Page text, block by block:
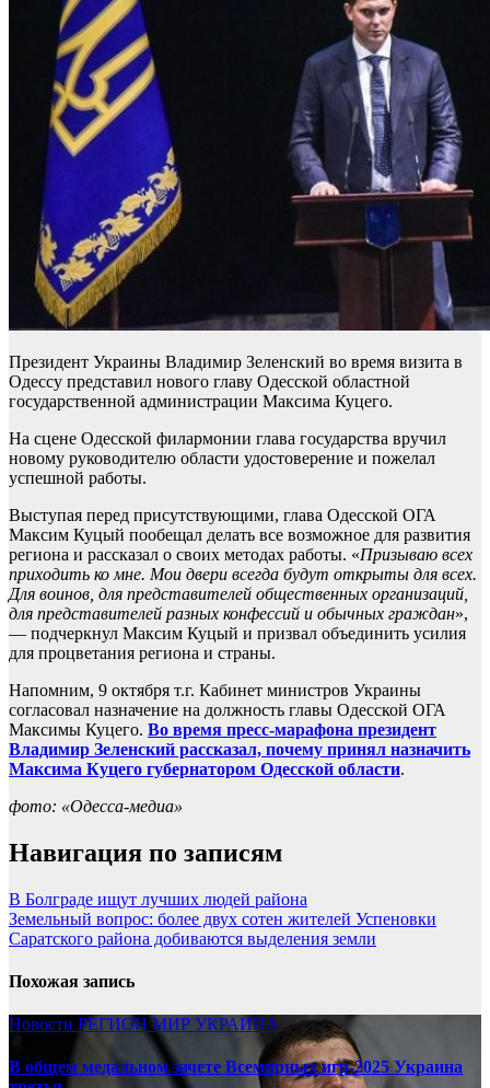
Президент Украины Владимир Зеленский во время визита в
Одессу представил нового главу Одесской областной
государственной администрации Максима Куцего.
На сцене Одесской филармонии глава государства вручил
новому руководителю области удостоверение и пожелал
успешной работы.
Выступая перед присутствующими, глава Одесской ОГА
Максим Куцый пообещал делать все возможное для развития
региона и рассказал о своих методах работы. «Призываю всех
приходить ко мне. Мои двери всегда будут открыты для всех.
Для воинов, для представителей общественных организаций,
для представителей разных конфессий и обычных граждан»,
— подчеркнул Максим Куцый и призвал объединить усилия
для процветания региона и страны.
Напомним, 9 октября т.г. Кабинет министров Украины
согласовал назначение на должность главы Одесской ОГА
Максимы Куцего. Во время пресс-марафона президент
Владимир Зеленский рассказал, почему принял назначить
Максима Куцего губернатором Одесской области.
фото: «Одесса-медиа»
Навигация по записям
В Болграде ищут лучших людей района
Земельный вопрос: более двух сотен жителей Успеновки
Саратского района добиваются выделения земли
Похожая запись
Новости РЕГИОНМИР УКРАИНА
В общем медальном зачете Всемирных игр-2025 Украина